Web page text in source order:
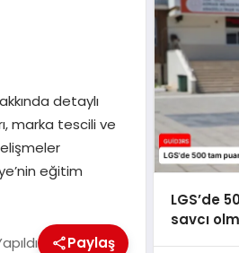
detaylı
marka tescili ve
eğitim
Paylaş
LGS’de
savcı